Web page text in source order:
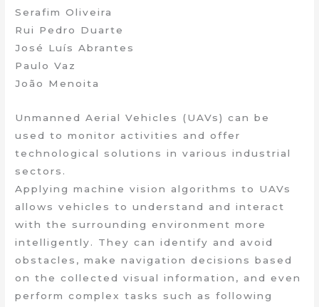
Serafim Oliveira
Rui Pedro Duarte
José Luís Abrantes
Paulo Vaz
João Menoita
Unmanned Aerial Vehicles (UAVs) can be
used to monitor activities and offer
technological solutions in various industrial
sectors.
Applying machine vision algorithms to UAVs
allows vehicles to understand and interact
with the surrounding environment more
intelligently. They can identify and avoid
obstacles, make navigation decisions based
on the collected visual information, and even
perform complex tasks such as following